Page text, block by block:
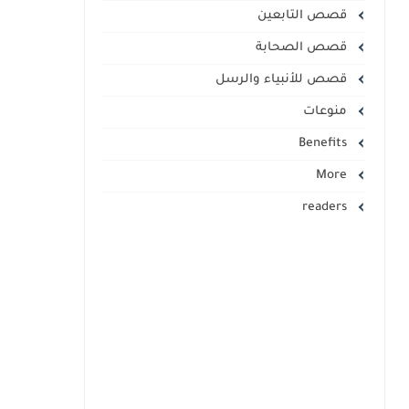
قصص التابعين
قصص الصحابة
قصص للأنبياء والرسل
منوعات
Benefits
readers